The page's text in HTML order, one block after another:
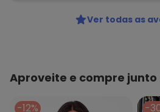
Ver todas as
Aproveite e compre junto
-12% -